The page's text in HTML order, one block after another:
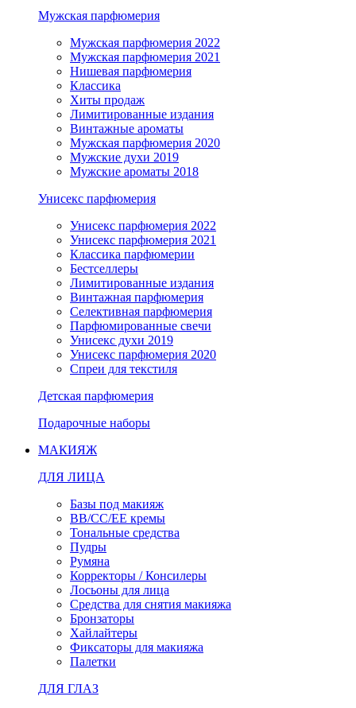
Мужская парфюмерия
Мужская парфюмерия 2022
Мужская парфюмерия 2021
Нишевая парфюмерия
Классика
Хиты продаж
Лимитированные издания
Винтажные ароматы
Мужская парфюмерия 2020
Мужские духи 2019
Мужские ароматы 2018
Унисекс парфюмерия
Унисекс парфюмерия 2022
Унисекс парфюмерия 2021
Классика парфюмерии
Бестселлеры
Лимитированные издания
Винтажная парфюмерия
Селективная парфюмерия
Парфюмированные свечи
Унисекс духи 2019
Унисекс парфюмерия 2020
Спреи для текстиля
Детская парфюмерия
Подарочные наборы
МАКИЯЖ
ДЛЯ ЛИЦА
Базы под макияж
BB/CC/EE кремы
Тональные средства
Пудры
Румяна
Корректоры / Консилеры
Лосьоны для лица
Средства для снятия макияжа
Бронзаторы
Хайлайтеры
Фиксаторы для макияжа
Палетки
ДЛЯ ГЛАЗ